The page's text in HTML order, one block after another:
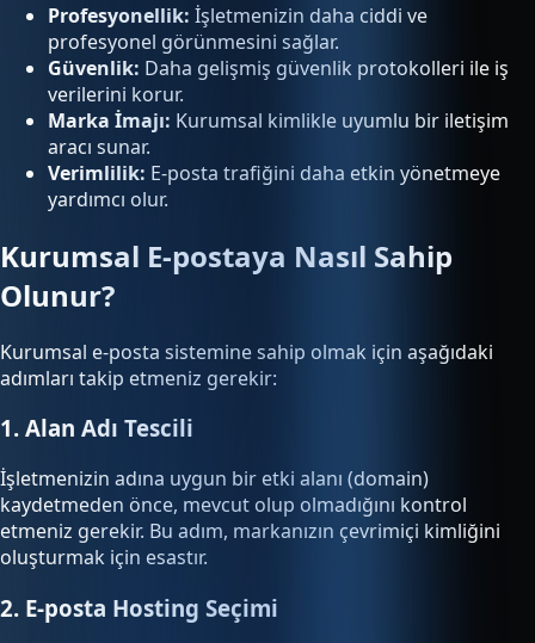
Profesyonellik: İşletmenizin daha ciddi ve
profesyonel görünmesini sağlar.
Güvenlik: Daha gelişmiş güvenlik protokolleri ile iş
verilerini korur.
Marka İmajı: Kurumsal kimlikle uyumlu bir iletişim
aracı sunar.
Verimlilik: E-posta trafiğini daha etkin yönetmeye
yardımcı olur.
Kurumsal E-postaya Nasıl Sahip
Olunur?
Kurumsal e-posta sistemine sahip olmak için aşağıdaki
adımları takip etmeniz gerekir:
1. Alan Adı Tescili
İşletmenizin adına uygun bir etki alanı (domain)
kaydetmeden önce, mevcut olup olmadığını kontrol
etmeniz gerekir. Bu adım, markanızın çevrimiçi kimliğini
oluşturmak için esastır.
2. E-posta Hosting Seçimi